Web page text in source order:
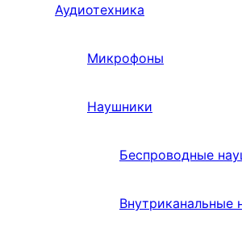
Аудиотехника
Микрофоны
Наушники
Беспроводные
Внутриканальные